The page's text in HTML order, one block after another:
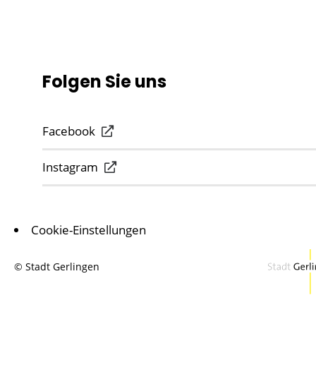
Folgen Sie uns
Facebook
Instagram
Cookie-Einstellungen
© Stadt Gerlingen